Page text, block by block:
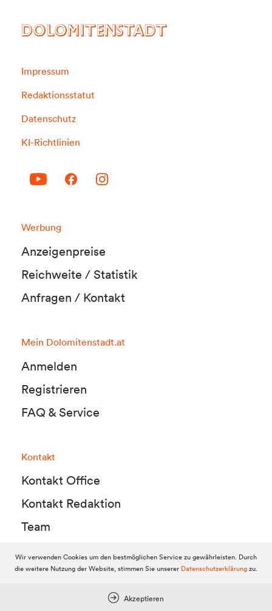
DOLOMITENSTADT
Impressum
Redaktionsstatut
Datenschutz
KI-Richtlinien
Werbung
Anzeigenpreise
Reichweite / Statistik
Anfragen / Kontakt
Mein Dolomitenstadt.at
Anmelden
Registrieren
FAQ & Service
Kontakt
Kontakt Office
Kontakt Redaktion
Team
© 2010-2026 Dolomitenstadt.at
Wir verwenden Cookies um den bestmöglichen Service zu gewährleisten. Durch
die weitere Nutzung der Website, stimmen Sie unserer Datenschutzerklärungzu.
Akzeptieren